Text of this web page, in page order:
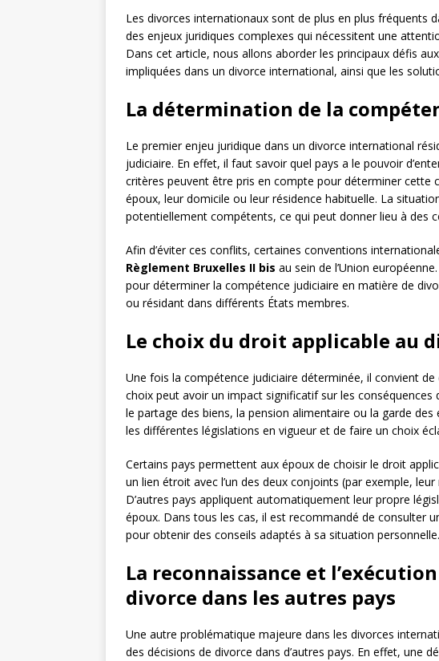
Les divorces internationaux sont de plus en plus fréquents
des enjeux juridiques complexes qui nécessitent une
Dans cet article, nous allons aborder les principaux défis
impliquées dans un divorce international, ainsi que les
La détermination de la
Le premier enjeu juridique dans un divorce international
judiciaire. En effet, il faut savoir quel pays a le pouvoir
critères peuvent être pris en compte pour déterminer cette
époux, leur domicile ou leur résidence habituelle. La
potentiellement compétents, ce qui peut donner lieu à des
Afin d’éviter ces conflits, certaines conventions
Règlement Bruxelles II bis au sein de l’Union
pour déterminer la compétence judiciaire en matière de
ou résidant dans différents États membres.
Le choix du droit applicable au
Une fois la compétence judiciaire déterminée, il convient
choix peut avoir un impact significatif sur les
le partage des biens, la pension alimentaire ou la garde
les différentes législations en vigueur et de faire un choix
Certains pays permettent aux époux de choisir le droit
un lien étroit avec l’un des deux conjoints (par exemple,
D’autres pays appliquent automatiquement leur propre
époux. Dans tous les cas, il est recommandé de consulter
pour obtenir des conseils adaptés à sa situation personnelle.
La reconnaissance et
divorce dans les autres pays
Une autre problématique majeure dans les divorces
des décisions de divorce dans d’autres pays. En effet, une